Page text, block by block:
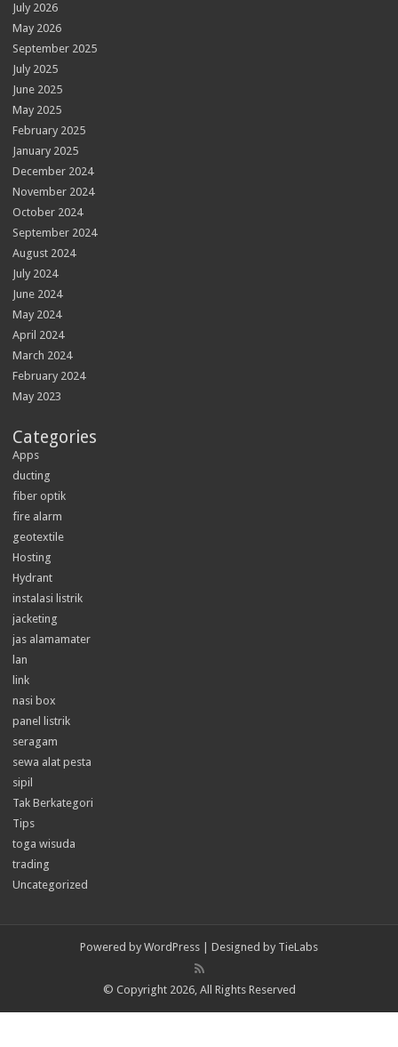
July 2026
May 2026
September 2025
July 2025
June 2025
May 2025
February 2025
January 2025
December 2024
November 2024
October 2024
September 2024
August 2024
July 2024
June 2024
May 2024
April 2024
March 2024
February 2024
May 2023
Categories
Apps
ducting
fiber optik
fire alarm
geotextile
Hosting
Hydrant
instalasi listrik
jacketing
jas alamamater
lan
link
nasi box
panel listrik
seragam
sewa alat pesta
sipil
Tak Berkategori
Tips
toga wisuda
trading
Uncategorized
Powered by WordPress | Designed by TieLabs
© Copyright 2026, All Rights Reserved